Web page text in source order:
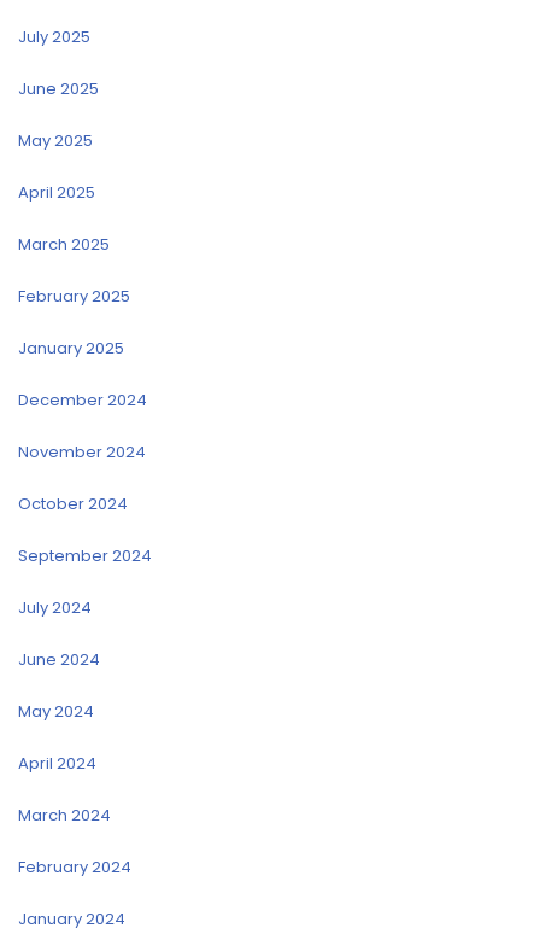
July 2025
June 2025
May 2025
April 2025
March 2025
February 2025
January 2025
December 2024
November 2024
October 2024
September 2024
July 2024
June 2024
May 2024
April 2024
March 2024
February 2024
January 2024